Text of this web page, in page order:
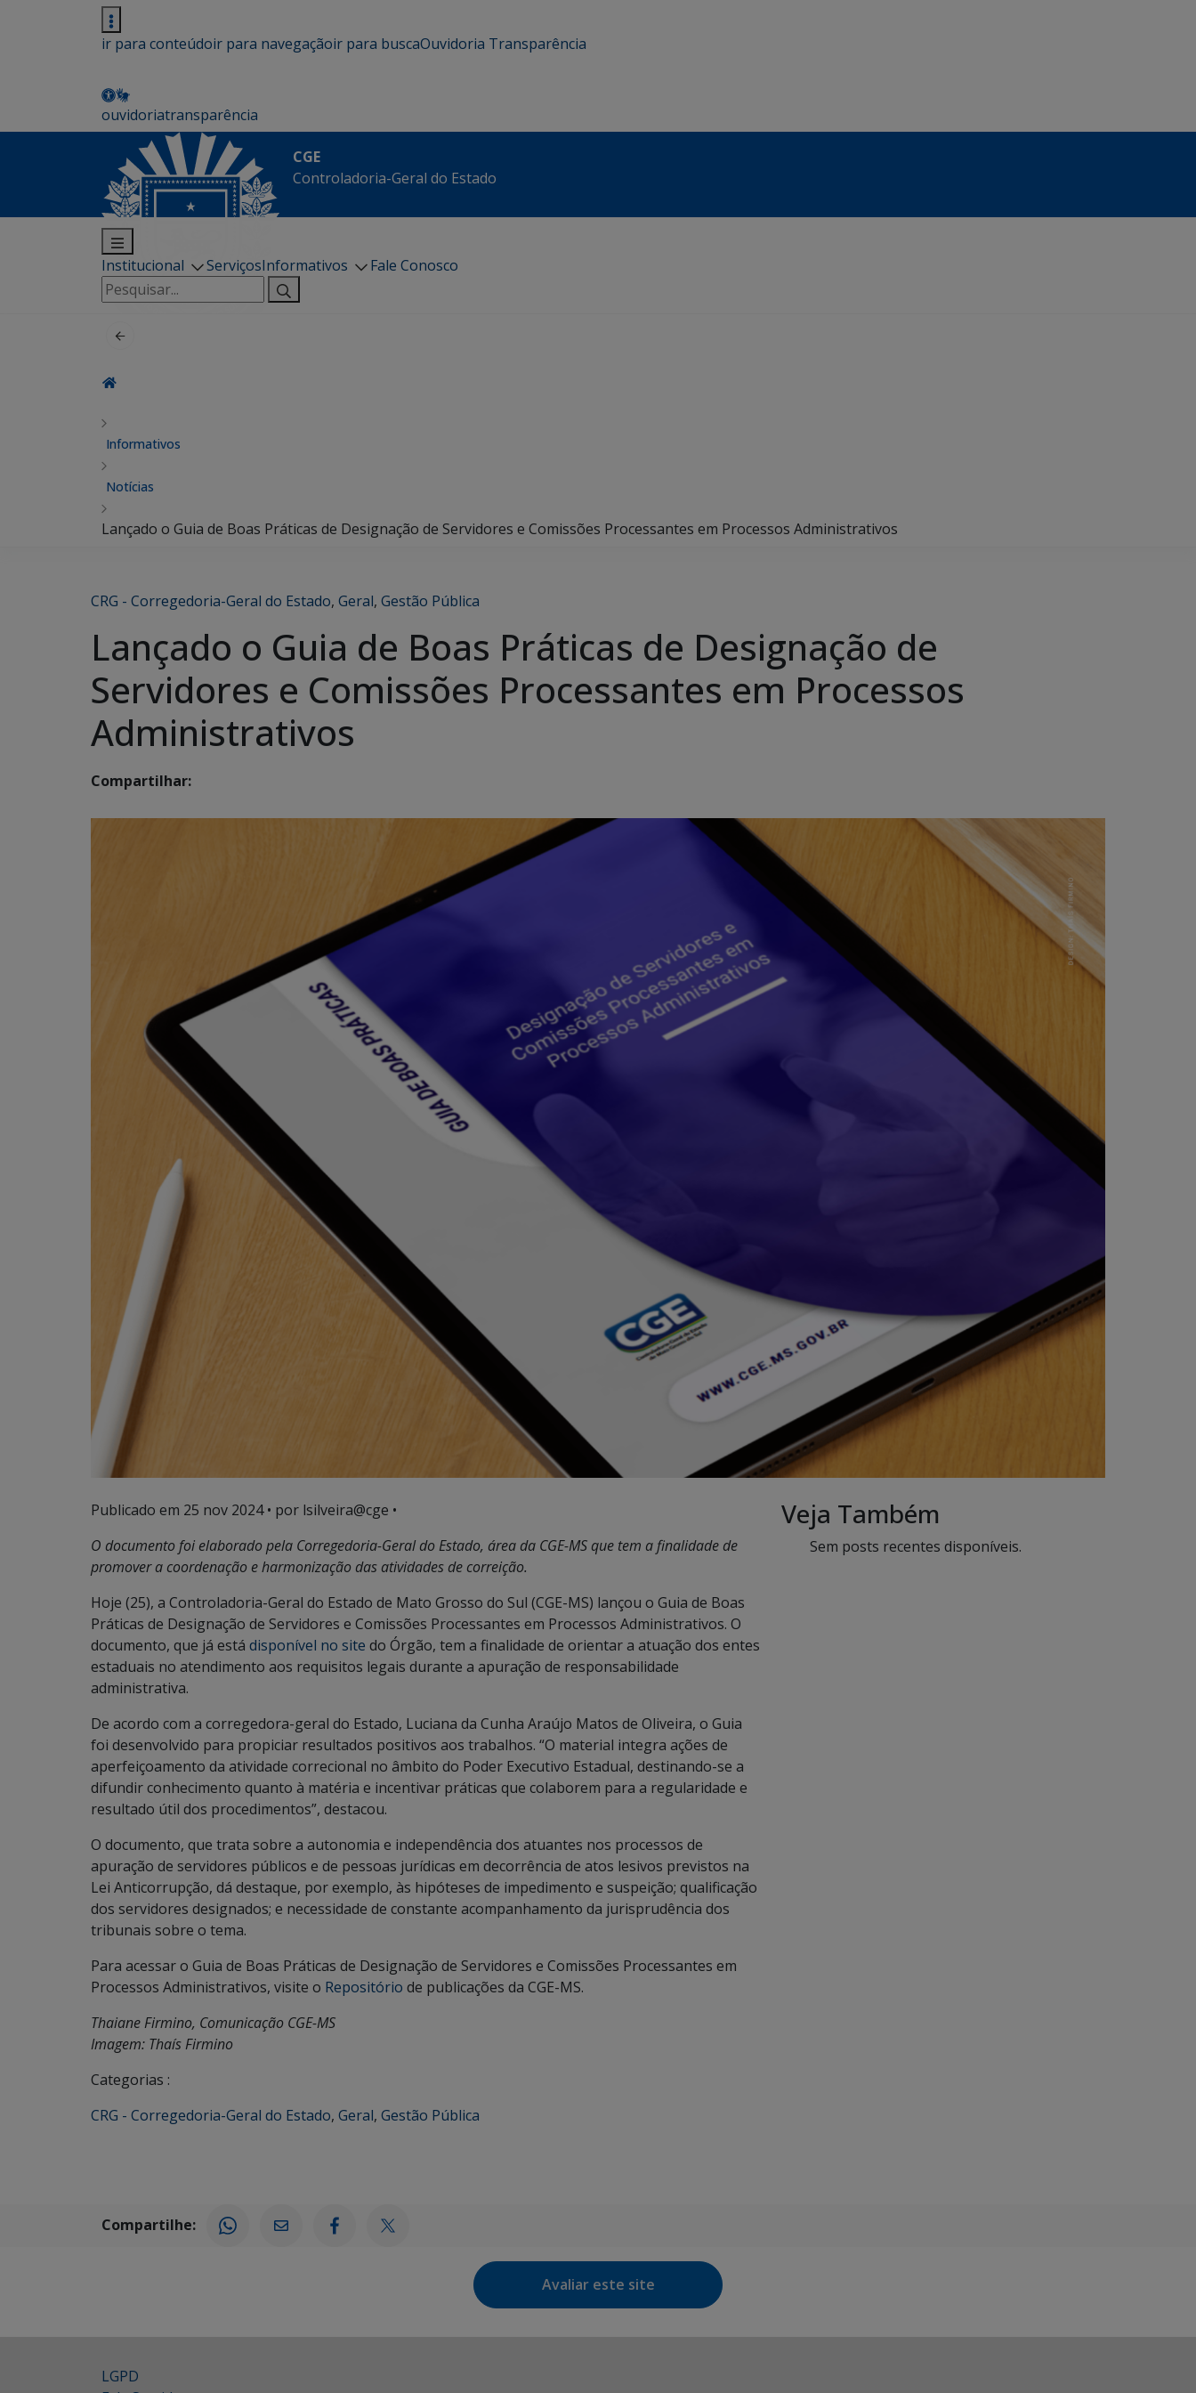
ir para conteúdoir para navegaçãoir para buscaOuvidoria Transparência
ouvidoriatransparência
CGE
Controladoria-Geral do Estado
Institucional ServiçosInformativos
Fale Conosco
Pesquisar
por:
Informativos
Notícias
Lançado o Guia de Boas Práticas de Designação de Servidores e Comissões Processantes em Processos Administrativos
CRG - Corregedoria-Geral do Estado, Geral, Gestão Pública
Lançado o Guia de Boas Práticas de Designação de
Servidores e Comissões Processantes em Processos
Administrativos
Compartilhar:
Publicado em 25 nov 2024• por lsilveira@cge •
O documento foi elaborado pela Corregedoria-Geral do Estado, área da CGE-MS que tem a finalidade de
promover a coordenação e harmonização das atividades de correição.
Hoje (25), a Controladoria-Geral do Estado de Mato Grosso do Sul (CGE-MS) lançou o Guia de Boas
Práticas de Designação de Servidores e Comissões Processantes em Processos Administrativos. O
documento, que já está disponível no site do Órgão, tem a finalidade de orientar a atuação dos entes
estaduais no atendimento aos requisitos legais durante a apuração de responsabilidade
administrativa.
De acordo com a corregedora-geral do Estado, Luciana da Cunha Araújo Matos de Oliveira, o Guia
foi desenvolvido para propiciar resultados positivos aos trabalhos. “O material integra ações de
aperfeiçoamento da atividade correcional no âmbito do Poder Executivo Estadual, destinando-se a
difundir conhecimento quanto à matéria e incentivar práticas que colaborem para a regularidade e
resultado útil dos procedimentos”, destacou.
O documento, que trata sobre a autonomia e independência dos atuantes nos processos de
apuração de servidores públicos e de pessoas jurídicas em decorrência de atos lesivos previstos na
Lei Anticorrupção, dá destaque, por exemplo, às hipóteses de impedimento e suspeição; qualificação
dos servidores designados; e necessidade de constante acompanhamento da jurisprudência dos
tribunais sobre o tema.
Para acessar o Guia de Boas Práticas de Designação de Servidores e Comissões Processantes em
Processos Administrativos, visite o Repositório de publicações da CGE-MS.
Thaiane Firmino, Comunicação CGE-MS
Imagem: Thaís Firmino
Categorias :
CRG - Corregedoria-Geral do Estado, Geral, Gestão Pública
Veja Também
Sem posts recentes disponíveis.
Compartilhe:
Avaliar este site
LGPD